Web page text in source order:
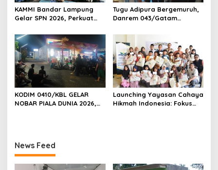
KAMMI Bandar Lampung
Gelar SPN 2026, Perkuat
Tantangan Zaman
Tugu Adipura Bergemuruh,
Danrem 043/Gatam
Lampung dan Masyarakat
Nobar Final Piala Dunia
2026
KODIM 0410/KBL GELAR
NOBAR PIALA DUNIA 2026,
Launching Yayasan Cahaya
Hikmah Indonesia: Fokus
News Feed